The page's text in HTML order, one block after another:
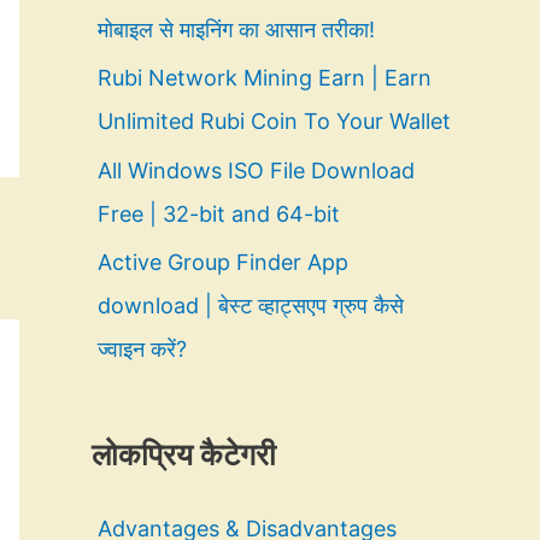
मोबाइल से माइनिंग का आसान तरीका!
Rubi Network Mining Earn | Earn
Unlimited Rubi Coin To Your Wallet
All Windows ISO File Download
Free | 32-bit and 64-bit
Active Group Finder App
download | बेस्ट व्हाट्सएप ग्रुप कैसे
ज्वाइन करें?
लोकप्रिय कैटेगरी
Advantages & Disadvantages